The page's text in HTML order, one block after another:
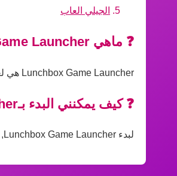
الجيلي العاب
❓ ماهي Lunchbox Game Launcher؟
Lunchbox Game Launcher هي لعبة أونلاين مسلية يمكن للجميع لعبها مباشرة عبر المتصفح بدون تحميل، مناسبة لجميع الأعمار ومستويات المهارة.
❓ كيف يمكنني البدء بـLunchbox Game Launcher؟
لبدء Lunchbox Game Launcher, كل ما عليك هو الدخول إلى اللعبة على الموقع والضغط على زر التشغيل، ثم اتباع التعليمات داخل اللعبة للبدء في اللعب فورًا.